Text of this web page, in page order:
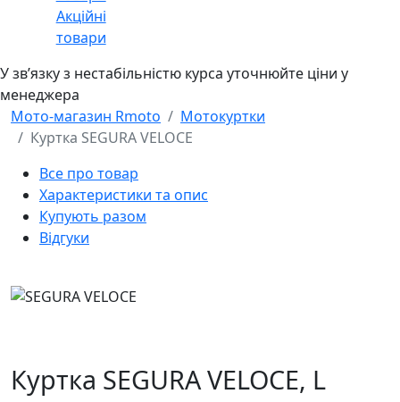
Акційні
товари
У звʼязку з нестабільністю курса уточнюйте ціни у
менеджера
Мото-магазин Rmoto
Мотокуртки
Куртка SEGURA VELOCE
Все про товар
Характеристики та опис
Купують разом
Відгуки
Куртка SEGURA VELOCE, L